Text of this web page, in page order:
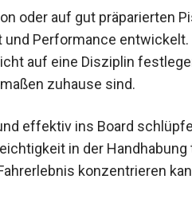
oder auf gut präparierten
Performance entwickelt.
auf eine Disziplin
zuhause sind.
effektiv ins Board
in der
konzentrieren